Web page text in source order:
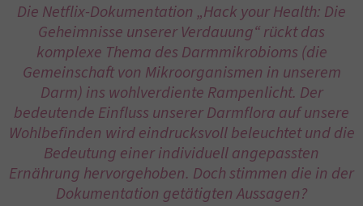
Die Netflix-Dokumentation „Hack your Health: Die
Geheimnisse unserer Verdauung“ rückt das
komplexe Thema des Darmmikrobioms (die
Gemeinschaft von Mikroorganismen in unserem
Darm) ins wohlverdiente Rampenlicht. Der
bedeutende Einfluss unserer Darmflora auf unsere
Wohlbefinden wird eindrucksvoll beleuchtet und die
Bedeutung einer individuell angepassten
Ernährung hervorgehoben. Doch stimmen die in der
Dokumentation getätigten Aussagen?